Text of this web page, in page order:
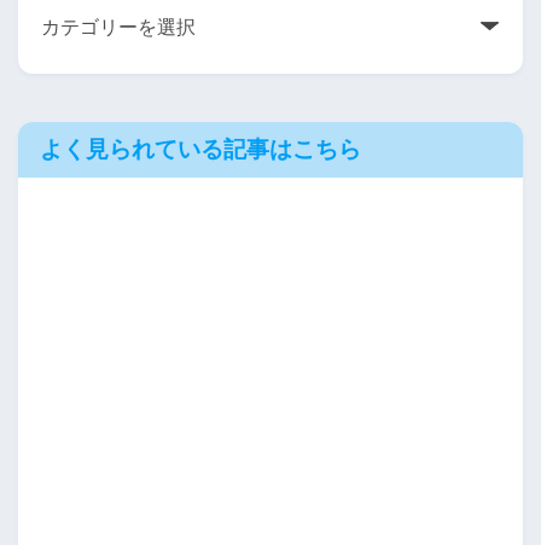
よく見られている記事はこちら